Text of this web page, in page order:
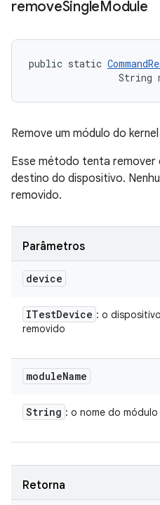
removeSingleModule
public static
String
Remove um módulo do
Esse método tenta remover
destino do dispositivo.
removido.
Parâmetros
device
ITestDevice : o
removido
moduleName
String : o nome do
Retorna